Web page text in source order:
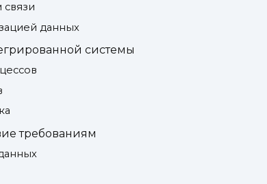
данных
системы
требованиям